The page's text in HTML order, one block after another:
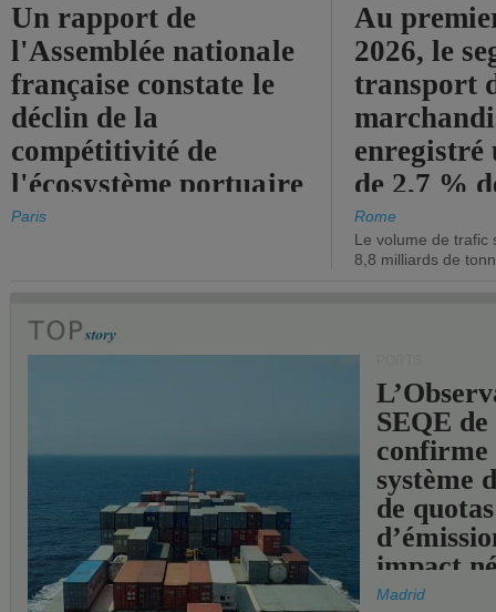
Un rapport de
l'Assemblée nationale
française constate le
déclin de la
compétitivité de
l'écosystème portuaire
de l'État.
Paris
Au
2026, le
transport
enregistré
de 2,7 %
chiffre
Rome
Le volume de trafic
8,8 milliards de
SEQE de
confirme
système
de quotas
impact
les ports
Madrid